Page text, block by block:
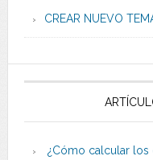
CREAR NUEVO
¿Cómo calcular los